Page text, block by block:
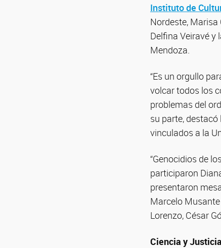
Instituto de
Nordeste, Marisa
Delfina Veiravé y
Mendoza.
“Es un orgullo
volcar todos los
problemas del
su parte,
vinculados a la
“Genocidios de
participaron
presentaron
Marcelo Musante
Lorenzo, César
Ciencia y Justicia